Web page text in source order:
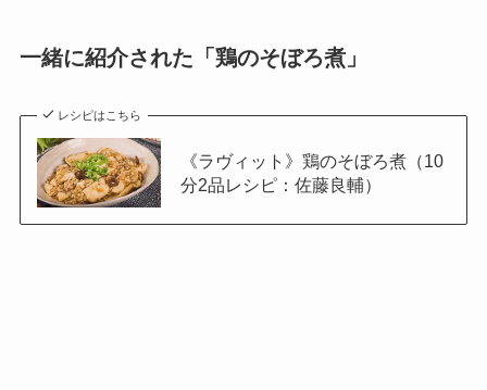
一緒に紹介された「鶏のそぼろ煮」
レシピはこちら
《ラヴィット》鶏のそぼろ煮（10
分2品レシピ：佐藤良輔）